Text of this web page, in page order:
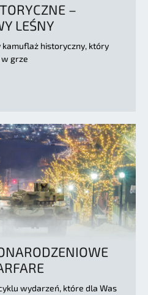
–
LEŚNY
historyczny, który
grze
wydarzeń, które dla Was